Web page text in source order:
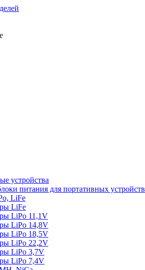
устройства
питания для портативных устройств
LiFe
LiFe
LiPo 11,1V
LiPo 14,8V
LiPo 18,5V
LiPo 22,2V
LiPo 3,7V
LiPo 7,4V